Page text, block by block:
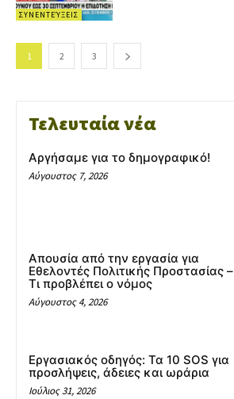
ΣΥΝΕΝΤΕΎΞΕΙΣ
1 2 3
Τελευταία νέα
Αργήσαμε για το δημογραφικό!
Αύγουστος 7, 2026
Απουσία από την εργασία για
Εθελοντές Πολιτικής Προστασίας –
Τι προβλέπει ο νόμος
Αύγουστος 4, 2026
Εργασιακός οδηγός: Τα 10 SOS για
προσλήψεις, άδειες και ωράρια
Ιούλιος 31, 2026